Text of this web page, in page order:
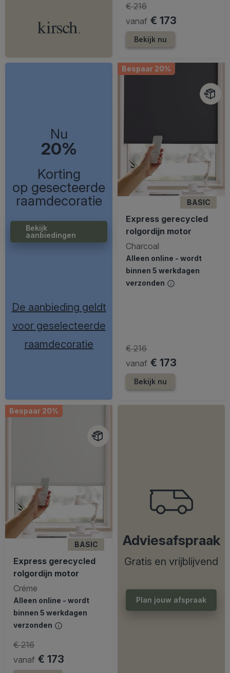
vanaf € 173
€ 216
Bekijk nu
Nu
20%
Korting
op gesecteerde
raamdecoratie
Bekijk
aanbiedingen
De aanbieding geldt
voor geselecteerde
raamdecoratie
Bespaar 20%
BASIC
Express gerecycled
rolgordijn motor
Charcoal
Alleen online - wordt
binnen 5 werkdagen
verzonden
vanaf € 173
€ 216
Bekijk nu
Bespaar 20%
BASIC
Express gerecycled
rolgordijn motor
Créme
Alleen online - wordt
binnen 5 werkdagen
verzonden
vanaf € 173
€ 216
Adviesafspraak
Gratis en vrijblijvend
Plan jouw afspraak